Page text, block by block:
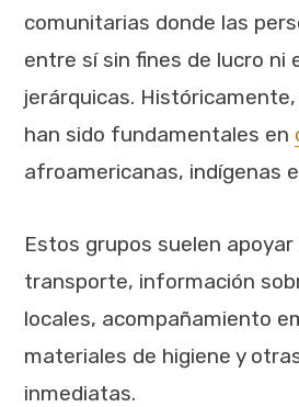
comunitarias donde las
entre sí sin fines de lucro ni
jerárquicas.
han sido fundamentales en
afroamericanas, indígenas
Estos grupos suelen
transporte, información
locales, acompañamiento
materiales de higiene y
inmediatas.